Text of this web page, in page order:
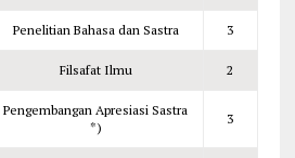
Penelitian Bahasa dan Sastra 3
Filsafat Ilmu 2
Pengembangan Apresiasi Sastra
*)
3